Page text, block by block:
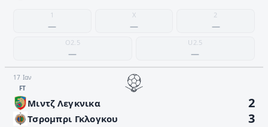
1
—
X
—
2
—
O2.5
—
U2.5
—
17 Ιαν
FΤ
Μιντζ Λεγκνικα 2
Τσρομπρι Γκλογκου 3